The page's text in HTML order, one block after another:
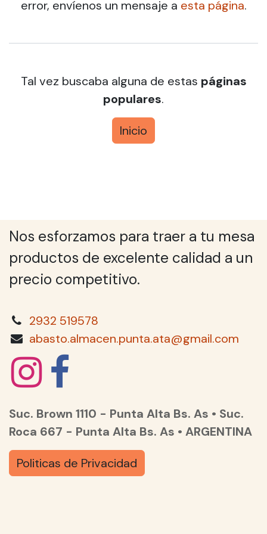
error, envíenos un mensaje a esta página.
Tal vez buscaba alguna de estas páginas
populares.
Inicio
Nos esforzamos para traer a tu mesa
productos de excelente calidad a un
precio competitivo.
2932 519578
abasto.almacen.punta.ata@gmail.com
Suc. Brown 1110 - Punta Alta Bs. As • Suc.
Roca 667 - Punta Alta Bs. As • ARGENTINA
Politicas de Privacidad